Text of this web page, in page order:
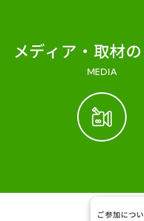
メディア・ 取材
MEDIA
ご参加につ